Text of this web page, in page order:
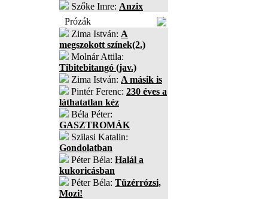
Szőke Imre: Anzix
Prózák
Zima István: A
megszokott színek(2.)
Molnár Attila:
Tibitebitangó (jav.)
Zima István: A másik is
Pintér Ferenc: 230 éves a
láthatatlan kéz
Béla Péter:
GASZTROMÁK
Szilasi Katalin:
Gondolatban
Péter Béla: Halál a
kukoricásban
Péter Béla: Tüzérrózsi,
Mozi!